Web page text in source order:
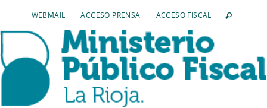
WEBMAIL ACCESO PRENSA ACCESO FISCAL